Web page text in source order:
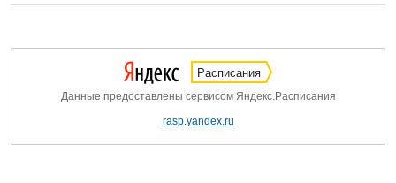
Расписания
Данные предоставлены сервисом Яндекс.Расписания
rasp.yandex.ru